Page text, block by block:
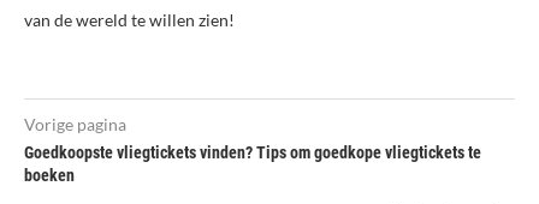
van de wereld te willen zien!
Vorige pagina
Goedkoopste vliegtickets vinden? Tips om goedkope vliegtickets te
boeken